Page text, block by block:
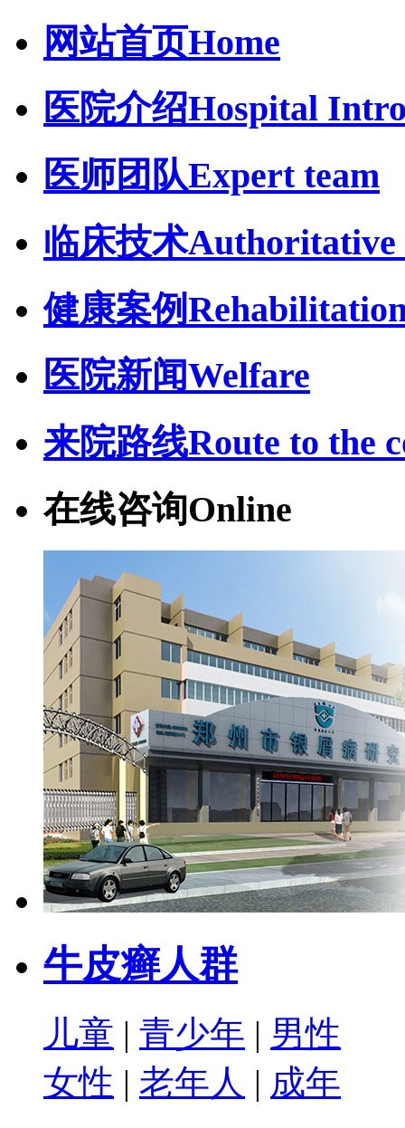
网站首页Home
医院介绍Hospital
医师团队Expert team
临床技术Authoritative
健康案例
医院新闻Welfare
来院路线Route to the
在线咨询Online
牛皮癣人群
儿童 | 青少年 | 男性
女性 | 老年人 | 成年